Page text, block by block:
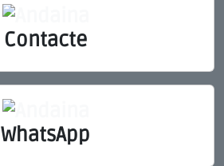
Contacte
WhatsApp